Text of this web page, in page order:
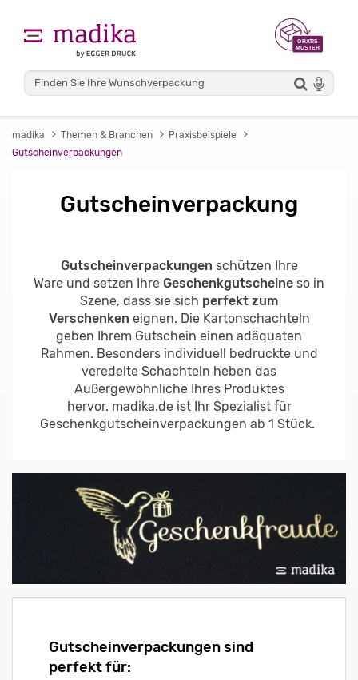
madika Themen & Branchen
Praxisbeispiele
Gutscheinverpackungen
Gutscheinverpackung
Gutscheinverpackungen schützen Ihre
Ware und setzen Ihre Geschenkgutscheine so in
Szene, dass sie sich perfekt zum
Verschenken eignen. Die Kartonschachteln
geben Ihrem Gutschein einen adäquaten
Rahmen. Besonders individuell bedruckte und
veredelte Schachteln heben das
Außergewöhnliche Ihres Produktes
hervor. madika.de ist Ihr Spezialist für
Geschenkgutscheinverpackungen ab 1 Stück.
Gutscheinverpackungen sind
perfekt für: